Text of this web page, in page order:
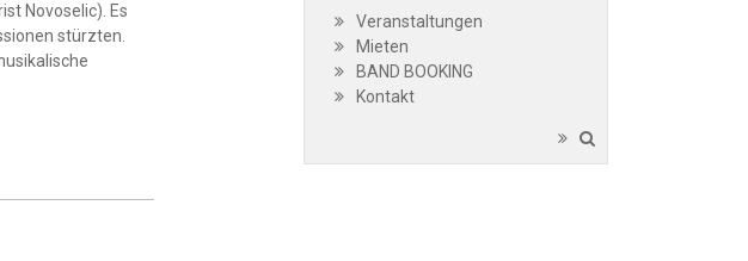
Novoselic). Es
stürzten.
Veranstaltungen
Mieten
BAND BOOKING
Kontakt